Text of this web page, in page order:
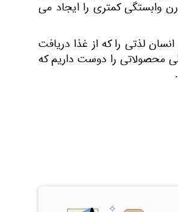
وابستگی کمتری را ایجاد می
لذتی را كه از غذا دریافت
محصولاتی را دوست داریم که